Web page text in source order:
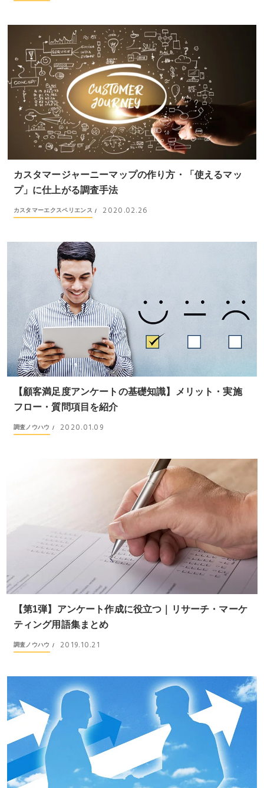
カスタマージャーニーマップの作り方・「使えるマッ
プ」に仕上がる調査手法
カスタマーエクスペリエンス / 2020.02.26
【顧客満足度アンケートの基礎知識】メリット・実施
フロー・質問項目を紹介
調査ノウハウ / 2020.01.09
【第1弾】アンケート作成に役立つ｜リサーチ・マーケ
ティング用語集まとめ
調査ノウハウ / 2019.10.21